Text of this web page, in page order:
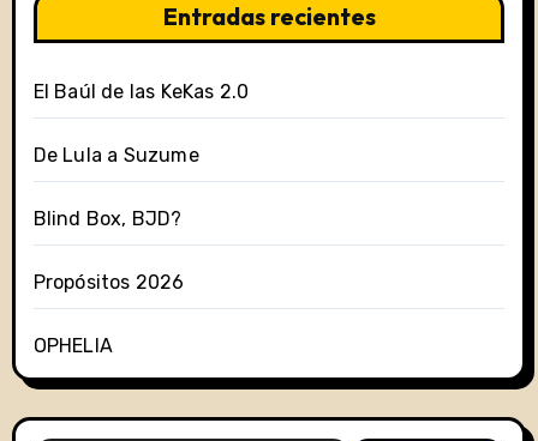
Entradas recientes
El Baúl de las KeKas 2.0
De Lula a Suzume
Blind Box, BJD?
Propósitos 2026
OPHELIA